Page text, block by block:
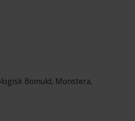
Bomuld, Monstera,